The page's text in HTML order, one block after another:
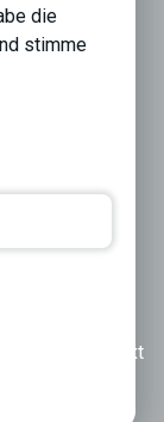
die
stimme
Next